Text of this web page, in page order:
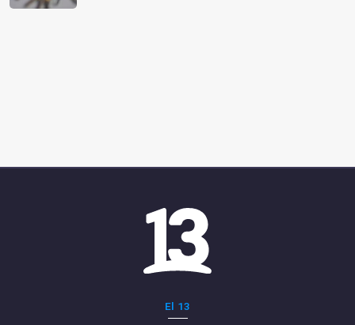
El 13